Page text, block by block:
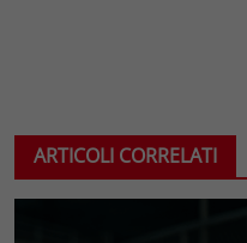
ARTICOLI CORRELATI